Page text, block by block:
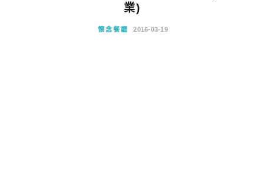
業)
懷念餐廳 2016-03-19